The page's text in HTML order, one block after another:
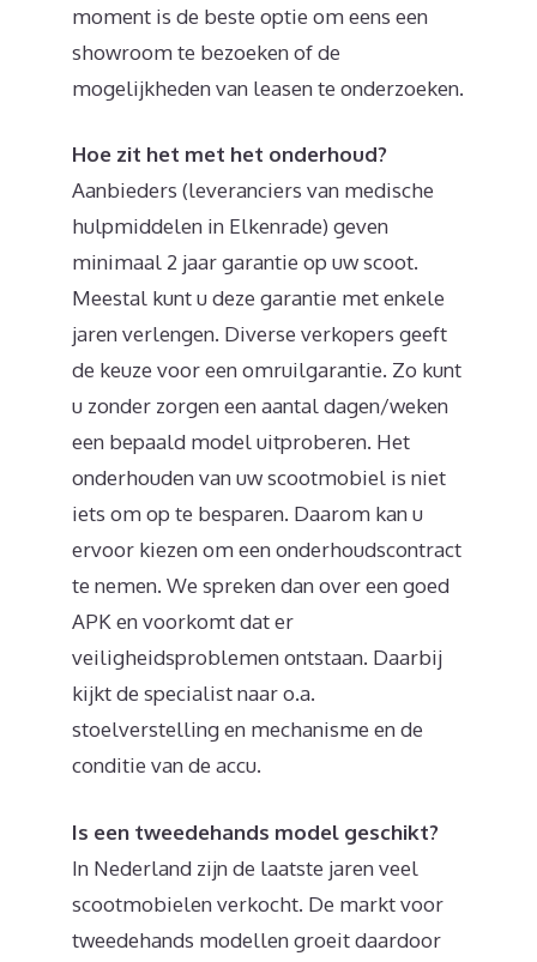
moment is de beste optie om eens een
showroom te bezoeken of de
mogelijkheden van leasen te onderzoeken.
Hoe zit het met het onderhoud?
Aanbieders (leveranciers van medische
hulpmiddelen in Elkenrade) geven
minimaal 2 jaar garantie op uw scoot.
Meestal kunt u deze garantie met enkele
jaren verlengen. Diverse verkopers geeft
de keuze voor een omruilgarantie. Zo kunt
u zonder zorgen een aantal dagen/weken
een bepaald model uitproberen. Het
onderhouden van uw scootmobiel is niet
iets om op te besparen. Daarom kan u
ervoor kiezen om een onderhoudscontract
te nemen. We spreken dan over een goed
APK en voorkomt dat er
veiligheidsproblemen ontstaan. Daarbij
kijkt de specialist naar o.a.
stoelverstelling en mechanisme en de
conditie van de accu.
Is een tweedehands model geschikt?
In Nederland zijn de laatste jaren veel
scootmobielen verkocht. De markt voor
tweedehands modellen groeit daardoor